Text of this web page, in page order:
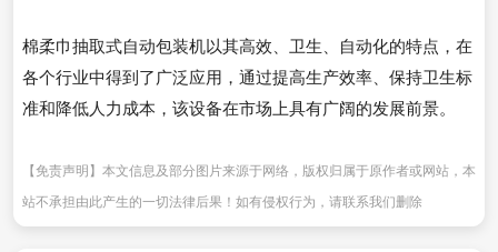
棉柔巾抽取式自动包装机以其高效、卫生、自动化的特点，在
各个行业中得到了广泛应用，通过提高生产效率、保持卫生标
准和降低人力成本，该设备在市场上具有广阔的发展前景。
【免责声明】本文信息及部分图片来源于网络，版权归属于原作者或网站，本
站不承担由此产生的一切法律后果！如有侵权行为，请联系我们删除